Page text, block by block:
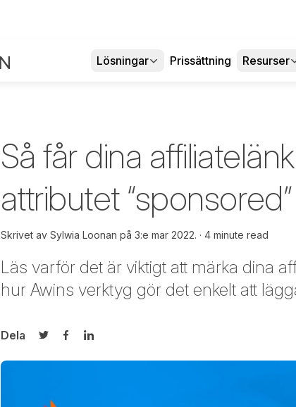
Lösningar Prissättning Resurser
Så får dina
attributet “sponsored”
Skrivet av Sylwia Loonan på 3:e mar 2022. 4 minute read
Läs varför det är viktigt att märka dina
hur Awins verktyg gör det enkelt att
Dela
Dela på Twitter
Dela på Facebook
Dela på LinkedIn